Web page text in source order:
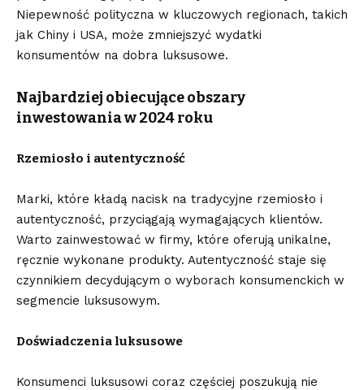
Niepewność polityczna w kluczowych regionach, takich
jak Chiny i USA, może zmniejszyć wydatki
konsumentów na dobra luksusowe.
Najbardziej obiecujące obszary
inwestowania w 2024 roku
Rzemiosło i autentyczność
Marki, które kładą nacisk na tradycyjne rzemiosło i
autentyczność, przyciągają wymagających klientów.
Warto zainwestować w firmy, które oferują unikalne,
ręcznie wykonane produkty. Autentyczność staje się
czynnikiem decydującym o wyborach konsumenckich w
segmencie luksusowym.
Doświadczenia luksusowe
Konsumenci luksusowi coraz częściej poszukują nie